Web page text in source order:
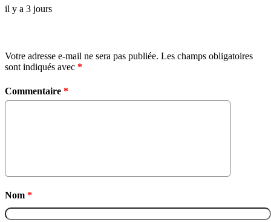
il y a 3 jours
Votre adresse e-mail ne sera pas publiée. Les champs obligatoires
sont indiqués avec *
Commentaire *
Nom *